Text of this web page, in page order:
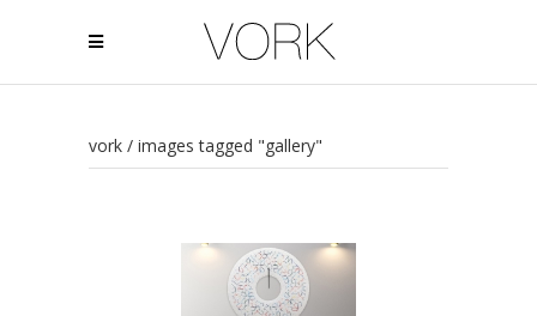
vork / images tagged "gallery"